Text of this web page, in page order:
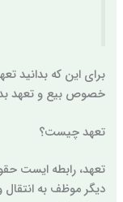
برای این که بدانید
خصوص بیع و تعهد
تعهد چیست؟
تعهد، رابطه ایست
دیگر موظف به انتقال